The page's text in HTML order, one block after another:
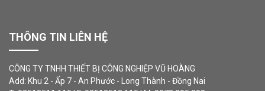
THÔNG TIN LIÊN HỆ
CÔNG TY TNHH THIẾT BỊ CÔNG NGHIỆP VŨ HOÀNG
Add: Khu 2 - Ấp 7 - An Phước - Long Thành - Đồng Nai